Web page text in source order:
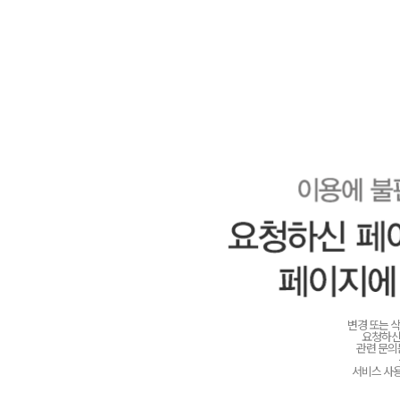
변경 또는
요청하
관련 문
서비스 사